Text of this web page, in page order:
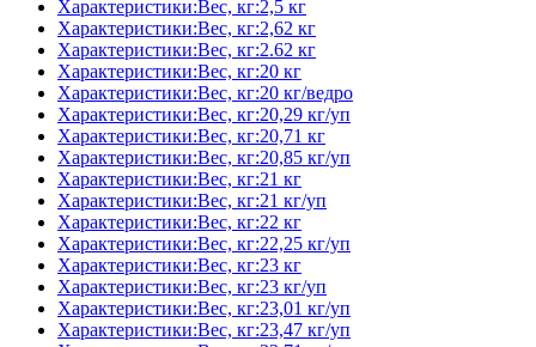
Характеристики:Вес, кг:2,5 кг
Характеристики:Вес, кг:2,62 кг
Характеристики:Вес, кг:2.62 кг
Характеристики:Вес, кг:20 кг
Характеристики:Вес, кг:20 кг/ведро
Характеристики:Вес, кг:20,29 кг/уп
Характеристики:Вес, кг:20,71 кг
Характеристики:Вес, кг:20,85 кг/уп
Характеристики:Вес, кг:21 кг
Характеристики:Вес, кг:21 кг/уп
Характеристики:Вес, кг:22 кг
Характеристики:Вес, кг:22,25 кг/уп
Характеристики:Вес, кг:23 кг
Характеристики:Вес, кг:23 кг/уп
Характеристики:Вес, кг:23,01 кг/уп
Характеристики:Вес, кг:23,47 кг/уп